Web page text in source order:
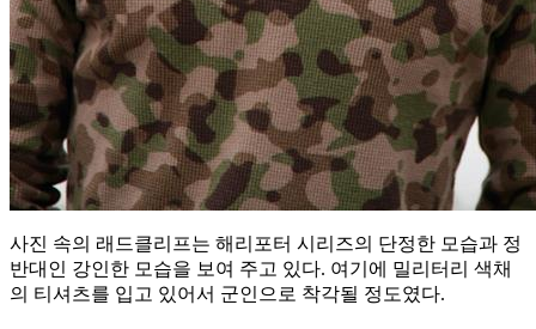
사진 속의 래드클리프는 해리포터 시리즈의 단정한 모습과 정
반대인 강인한 모습을 보여 주고 있다. 여기에 밀리터리 색채
의 티셔츠를 입고 있어서 군인으로 착각될 정도였다.